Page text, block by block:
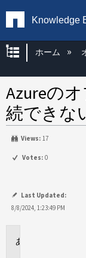
Knowledge
グローバ
ホーム
Azureの
続できな
Views: 17
Votes: 0
Last Updated:
8/8/2024, 1:23:49 PM